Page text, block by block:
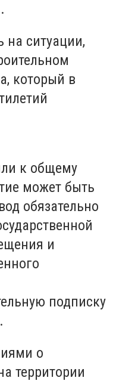
на ситуации,
который в
к общему
может быть
обязательно
и
подписку
о
территории